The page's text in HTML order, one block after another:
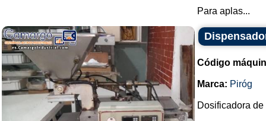
Para aplas...
Código
Marca: Piróg
Dosificadora